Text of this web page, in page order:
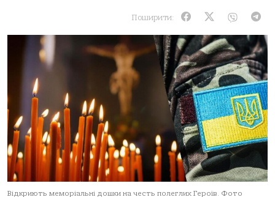
Поширити:
Відкриють меморіальні дошки на честь полеглих Героїв. Фото